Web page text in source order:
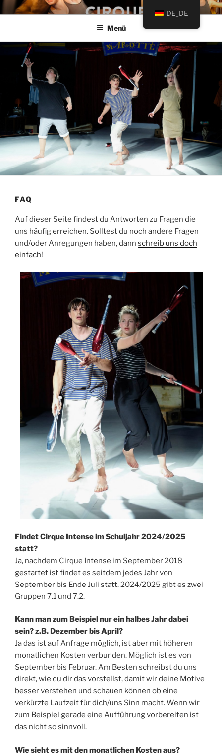
Zum
Inhalt
Preparatory und Orientierungsjahr für Zirkus-Artistik
Menü
FAQ
Auf dieser Seite findest du Antworten zu Fragen die
uns häufig erreichen. Solltest du noch andere Fragen
und/oder Anregungen haben, dann schreib uns doch
einfach!
Findet Cirque Intense im Schuljahr 2024/2025
statt?
Ja, nachdem Cirque Intense im September 2018
gestartet ist findet es seitdem jedes Jahr von
September bis Ende Juli statt. 2024/2025 gibt es zwei
Gruppen 7.1 und 7.2.
Kann man zum Beispiel nur ein halbes Jahr dabei
sein? z.B. Dezember bis April?
Ja das ist auf Anfrage möglich, ist aber mit höheren
monatlichen Kosten verbunden. Möglich ist es von
September bis Februar. Am Besten schreibst du uns
direkt, wie du dir das vorstellst, damit wir deine Motive
besser verstehen und schauen können ob eine
verkürzte Laufzeit für dich/uns Sinn macht. Wenn wir
zum Beispiel gerade eine Aufführung vorbereiten ist
das nicht so sinnvoll.
Wie sieht es mit den monatlichen Kosten aus?
DE_DE